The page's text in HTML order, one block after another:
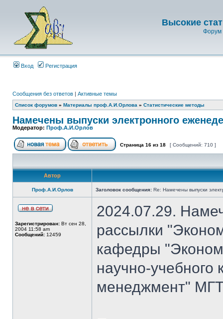
Высокие
Форум
Вход Регистрация
Сообщения без ответов | Активные темы
Список форумов » Материалы проф.А.И.Орлова » Статистические методы
Намечены выпуски электронного
Модератор: Проф.А.И.Орлов
Страница 16 из 18 [ Сообщений: 710 ]
Автор
Проф.А.И.Орлов Заголовок сообщения: Re: Намечены выпуски
Зарегистрирован: Вт сен 28,
2004 11:58 am
Сообщений: 12459
2024.07.29.
рассылки
кафедры
научно-
менеджмент"